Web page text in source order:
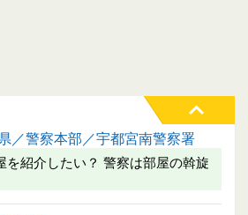
／警察本部／宇都宮南警察署
を紹介したい？ 警察は部屋の斡旋